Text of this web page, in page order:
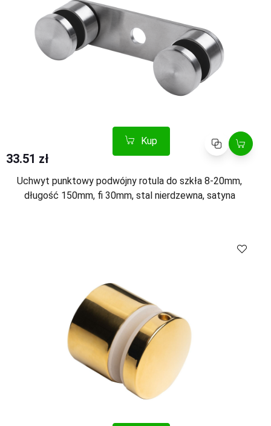
Kup Porównaj
33.51 zł
Uchwyt punktowy podwójny rotula do szkła 8-20mm,
długość 150mm, fi 30mm, stal nierdzewna, satyna